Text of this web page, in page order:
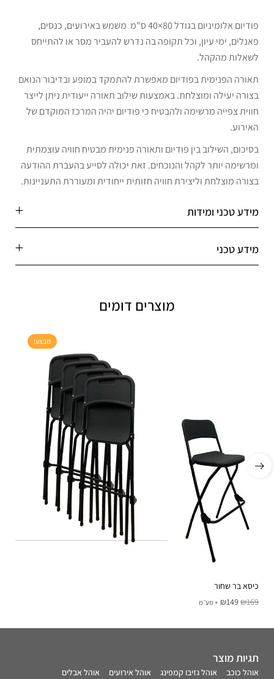
פודיום אלומיניום בגודל 80×40 ס"מ משמש באירועים, כנסים,
פאנלים, ימי עיון, וכל תקופה בה נדרש להעביר מסר או להתייחס
לשאלות מהקהל.
תאורה הפנימית בפודיום מאפשרת להתמקד במופע ובדיבור הנואם
בצורה יעילה ומוצלחת. באמצעות שילוב תאורה ייעודית ניתן לייצר
חווית צפייה מרשימה ולהבטיח כי פודיום יהיה המרכז המוקדם של
האירוע.
בסיכום, השילוב בין פודיום ותאורה פנימית מבטיח חוויה עוצמתית
ומרשימה יותר לקהל והנוכחים. זאת יכולה לסייע בהעברת ההודעה
בצורה מוצלחת וליצירת חוויה חזותית ייחודית ומעוררת התעניינות.
מידע טכני ומידות
מידע טכני
מוצרים דומים
מבצע!
כיסא בר שחור
₪169
₪149 + מע׳׳מ
תגיות מוצר
אוהל אבלים אוהל אירועים אוהל גזיבו קמפינג
אוהל כוכב